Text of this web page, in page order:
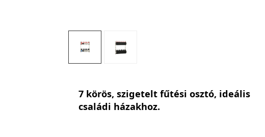
7 körös, szigetelt fűtési osztó, ideális
családi házakhoz.